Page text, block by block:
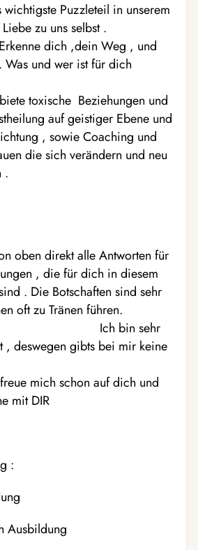
Puzzleteil in unserem
Liebe zu uns selbst .
,dein Weg , und
Was und wer ist für dich
ist !
toxische Beziehungen und
auf geistiger Ebene und
, sowie Coaching und
die sich verändern und neu
.
oben direkt alle Antworten für
, die für dich in diesem
. Die Botschaften sind sehr
oft zu Tränen führen.
sehr
, deswegen gibts bei mir keine
.
schon auf dich und
mit DIR
:
Ausbildung